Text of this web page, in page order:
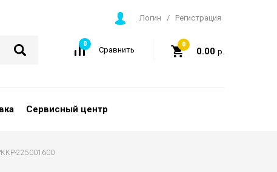
Логин / Регистрация
Сравнить
0 0
0.00 р.
Сервисный центр
PKKP-225001600